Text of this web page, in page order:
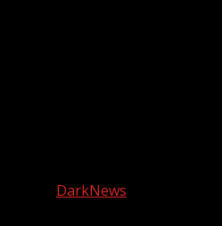
DarkNews